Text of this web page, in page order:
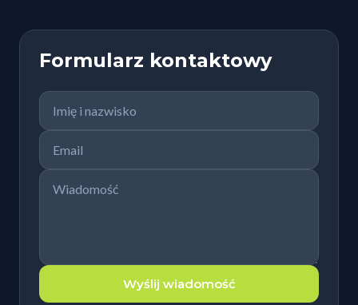
Formularz kontaktowy
Wyślij wiadomość